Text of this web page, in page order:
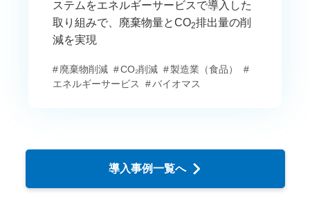
ステムをエネルギーサービスで導入した
取り組みで、廃棄物量とCO2排出量の削
減を実現
廃棄物削減 CO₂削減
製造業（食品）
エネルギーサービス
バイオマス
導入事例一覧へ